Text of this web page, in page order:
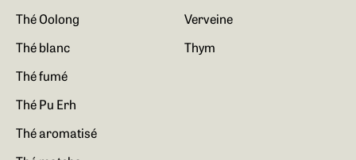
Thé Oolong
Thé blanc
Thé fumé
Thé Pu Erh
Thé aromatisé
Verveine
Thym